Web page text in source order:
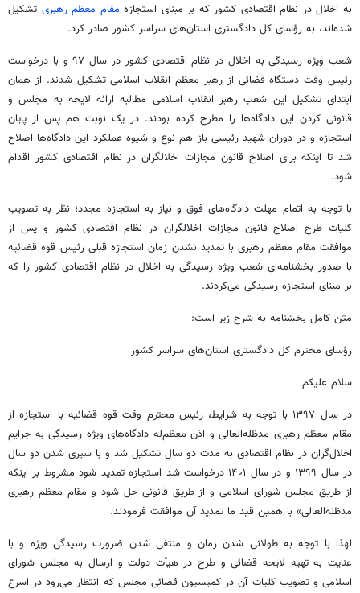
به اخلال در نظام اقتصادی کشور که بر مبنای استجازه مقام معظم رهبری تشکیل
شده‌اند، به رؤسای کل دادگستری استان‌های سراسر کشور صادر کرد.
شعب ویژه رسیدگی به اخلال در نظام اقتصادی کشور در سال ۹۷ و با درخواست
رئیس وقت دستگاه قضائی از رهبر معظم انقلاب اسلامی تشکیل شدند. از همان
ابتدای تشکیل این شعب رهبر انقلاب اسلامی مطالبه ارائه لایحه به مجلس و
قانونی کردن این دادگاه‌ها را مطرح کرده بودند. در یک نوبت هم پس از پایان
استجازه و در دوران شهید رئیسی باز هم نوع و شیوه عملکرد این دادگاه‌ها اصلاح
شد تا اینکه برای اصلاح قانون مجازات اخلالگران در نظام اقتصادی کشور اقدام
شود.
با توجه به اتمام مهلت دادگاه‌های فوق و نیاز به استجازه مجدد؛ نظر به تصویب
کلیات طرح اصلاح قانون مجازات اخلالگران در نظام اقتصادی کشور و پس از
موافقت مقام معظم رهبری با تمدید نشدن زمان استجازه قبلی رئیس قوه قضائیه
با صدور بخشنامه‌ای شعب ویژه رسیدگی به اخلال در نظام اقتصادی کشور را که
بر مبنای استجازه رسیدگی می‌کردند.
متن کامل بخشنامه به شرح زیر است:
رؤسای محترم کل دادگستری استان‌های سراسر کشور
سلام علیکم
در سال ۱۳۹۷ با توجه به شرایط، رئیس محترم وقت قوه قضائیه با
استجازهاز
مقام معظم رهبری مدظله‌العالی و اذن معظم‌له دادگاه‌های ویژه رسیدگی به جرایم
اخلال‌گران در نظام اقتصادی به مدت دو سال تشکیل شد و با سپری شدن دو سال
در سال ۱۳۹۹ و در سال ۱۴۰۱ درخواست شد
استجازهتمدید شود مشروط بر اینکه
از طریق مجلس شورای اسلامی و از طریق قانونی حل شود و مقام معظم رهبری
مدظله‌العالی» با همین قید ما تمدید آن موافقت فرمودند.
لهذا با توجه به طولانی شدن زمان و منتفی شدن ضرورت رسیدگی ویژه و با
عنایت به تهیه لایحه قضائی و طرح در هیأت دولت و ارسال به مجلس شورای
اسلامی و تصویب کلیات آن در کمیسیون قضائی مجلس که انتظار می‌رود در اسرع